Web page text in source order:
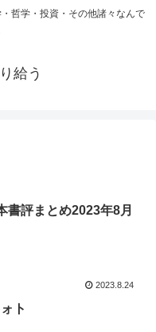
哲学・投資・その他諸々なんで
給う
書評まとめ2023年8月
2023.8.24
ト